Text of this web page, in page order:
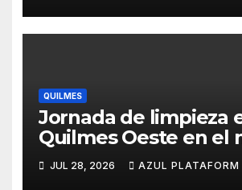
QUILMES
Jornada de limpieza
Quilmes Oeste en el
del programa -
+Comunidad
JUL 28, 2026 AZUL